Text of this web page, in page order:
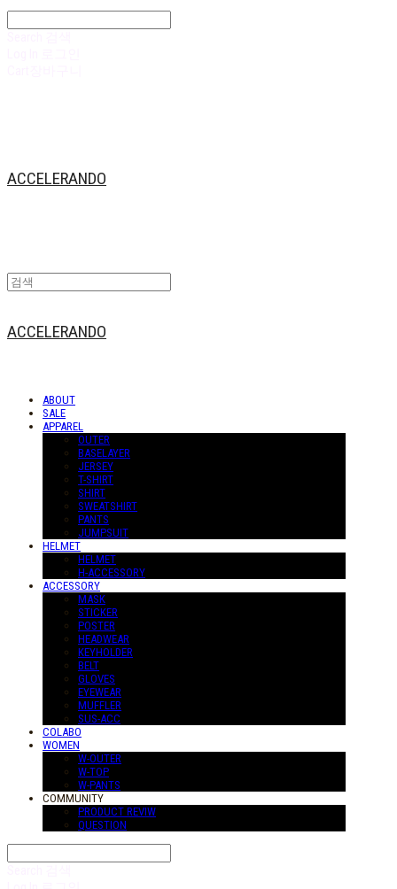
ACCELERANDO
ACCELERANDO
ABOUT
SALE
APPAREL
OUTER
BASELAYER
JERSEY
T-SHIRT
SHIRT
SWEATSHIRT
PANTS
JUMPSUIT
HELMET
HELMET
H-ACCESSORY
ACCESSORY
MASK
STICKER
POSTER
HEADWEAR
KEYHOLDER
BELT
GLOVES
EYEWEAR
MUFFLER
SUS-ACC
COLABO
WOMEN
W-OUTER
W-TOP
W-PANTS
COMMUNITY
PRODUCT REVIW
QUESTION